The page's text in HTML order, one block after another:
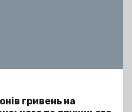
гривень на